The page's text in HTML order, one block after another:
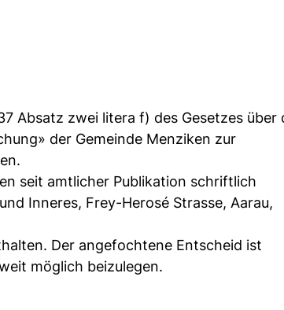
Absatz zwei litera f) des Gesetzes über
der Gemeinde Menziken zur
seit amtlicher Publikation schriftlich
Inneres, Frey-Herosé Strasse, Aarau,
Der angefochtene Entscheid ist
möglich beizulegen.